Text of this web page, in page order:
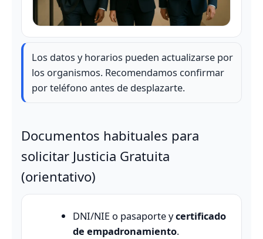
Los datos y horarios pueden actualizarse por
los organismos. Recomendamos confirmar
por teléfono antes de desplazarte.
Documentos habituales para
solicitar Justicia Gratuita
(orientativo)
DNI/NIE o pasaporte ycertificado
de empadronamiento.